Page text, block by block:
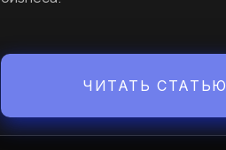
ЧИТАТЬ СТАТЬЮ